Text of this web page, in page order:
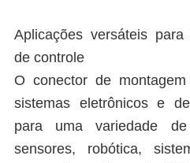
Aplicações versáteis
de controle
O conector de
sistemas eletrônicos e
para uma variedade de
sensores, robótica,